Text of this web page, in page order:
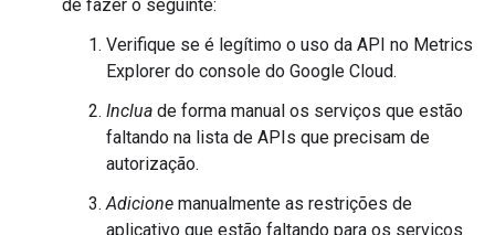
de fazer o seguinte:
Verifique se é legítimo o uso da API no Metrics
Explorer do console do Google Cloud.
Inclua de forma manual os serviços que estão
faltando na lista de APIs que precisam de
autorização.
Adicione manualmente as restrições de
aplicativo que estão faltando para os serviços